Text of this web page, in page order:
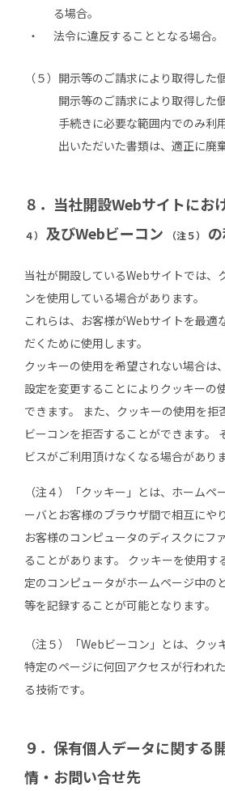
る場合。
法令に違反することとなる場合。
（５） 開示等のご請求により取得した
開示等のご請求により取得した
手続きに必要な範囲内でのみ利
出いただいた書類は、適正に廃
８．当社開設Webサイトにお
４） 及びWebビーコン （注５）
当社が開設しているWebサイトでは、
ンを使用している場合があります。
これらは、お客様がWebサイトを最適
だくために使用します。
クッキーの使用を希望されない場合は
設定を変更することによりクッキーの
できます。 また、クッキーの使用を拒
ビーコンを拒否することができます。
ビスがご利用頂けなくなる場合がありま
（注４）「クッキー」とは、ホームペ
ーバとお客様のブラウザ間で相互にや
お客様のコンピュータのディスクにフ
ることがあります。 クッキーを使用す
定のコンピュータがホームページ中の
等を記録することが可能となります。
（注５）「Webビーコン」とは、クッ
特定のページに何回アクセスが行われ
る技術です。
９．保有個人データに関する
情・お問い合せ先